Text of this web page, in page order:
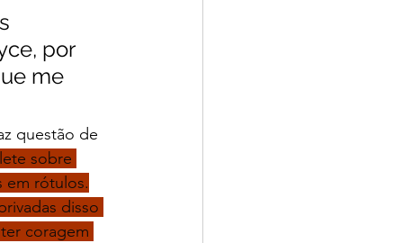
por
me
questão de
sobre
em rótulos.
disso
coragem